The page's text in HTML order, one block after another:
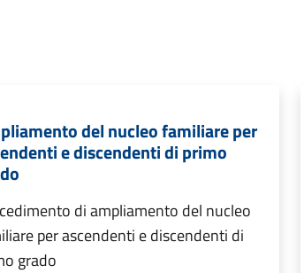
del nucleo familiare per
e discendenti di primo
di ampliamento del nucleo
per ascendenti e discendenti di
grado